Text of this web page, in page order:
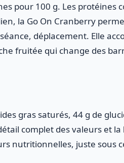
pour 100 g. Les protéines
la Go On Cranberry
déplacement. Elle
fruitée qui change des
gras saturés, 44 g de
complet des valeurs et
nutritionnelles, juste sous